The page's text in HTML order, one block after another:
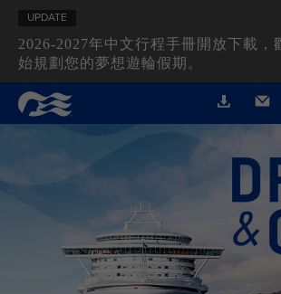
UPDATE
2026-2027年中文行程手冊開放下載，
始規劃您的夢想遊輪假期。